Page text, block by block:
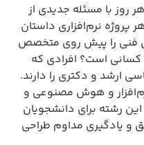
روز با مسئله جدیدی از
نرم‌افزاری داستان
فنی را پیش روی متخصص
است؟ افرادی که
ارشد و دکتری را دارند.
و هوش مصنوعی و
رشته برای دانشجویان
یادگیری مداوم طراحی